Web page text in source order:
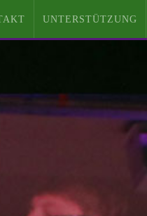
UNTERSTÜTZUNG